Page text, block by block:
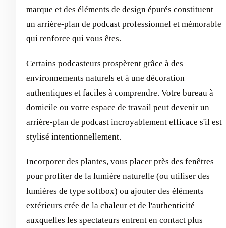
marque et des éléments de design épurés constituent
un arrière-plan de podcast professionnel et mémorable
qui renforce qui vous êtes.
Certains podcasteurs prospèrent grâce à des
environnements naturels et à une décoration
authentiques et faciles à comprendre. Votre bureau à
domicile ou votre espace de travail peut devenir un
arrière-plan de podcast incroyablement efficace s'il est
stylisé intentionnellement.
Incorporer des plantes, vous placer près des fenêtres
pour profiter de la lumière naturelle (ou utiliser des
lumières de type softbox) ou ajouter des éléments
extérieurs crée de la chaleur et de l'authenticité
auxquelles les spectateurs entrent en contact plus